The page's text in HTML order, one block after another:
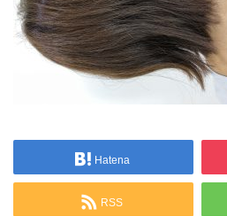
Hatena
RSS